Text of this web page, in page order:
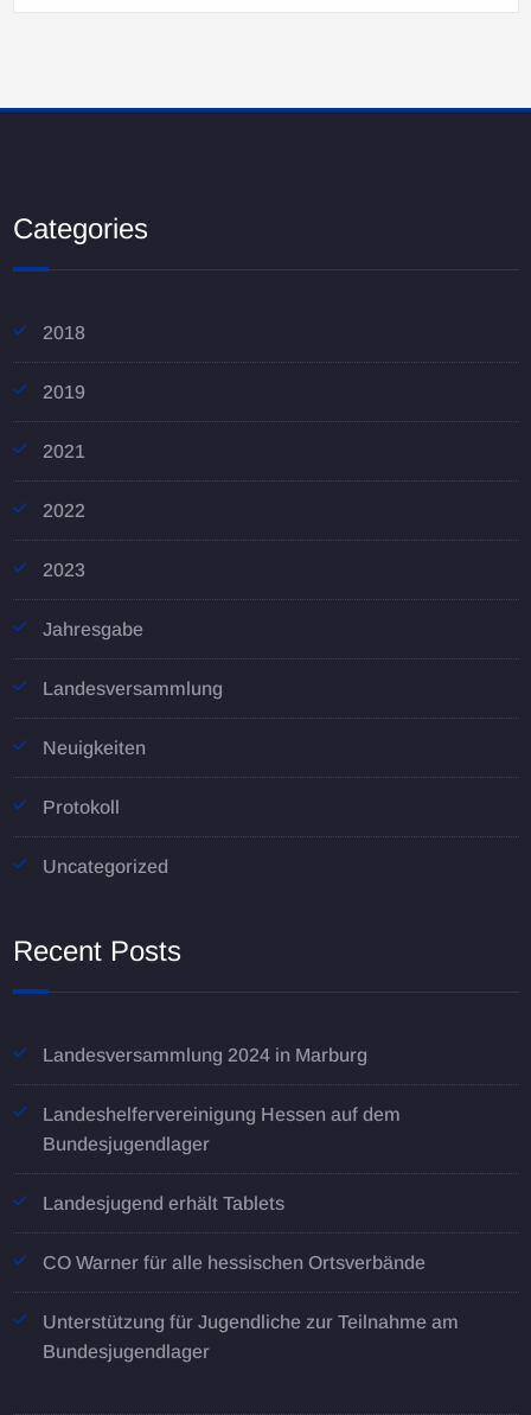
Categories
2018
2019
2021
2022
2023
Jahresgabe
Landesversammlung
Neuigkeiten
Protokoll
Uncategorized
Recent Posts
Landesversammlung 2024 in Marburg
Landeshelfervereinigung Hessen auf dem
Bundesjugendlager
Landesjugend erhält Tablets
CO Warner für alle hessischen Ortsverbände
Unterstützung für Jugendliche zur Teilnahme am
Bundesjugendlager